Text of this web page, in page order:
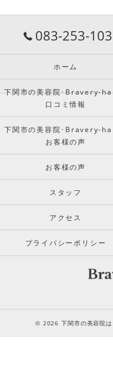
083-253-
ホーム
下関市の美容院･Bravery-
口コミ情報
下関市の美容院･Bravery-
お客様の声
お客様の声
スタッフ
アクセス
プライバシーポリシー
© 2026 下関市の美容院